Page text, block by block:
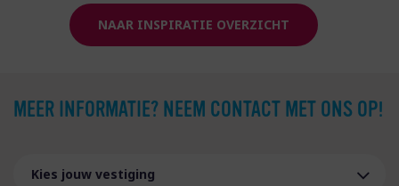
NAAR INSPIRATIE OVERZICHT
MEER INFORMATIE? NEEM CONTACT MET ONS OP!